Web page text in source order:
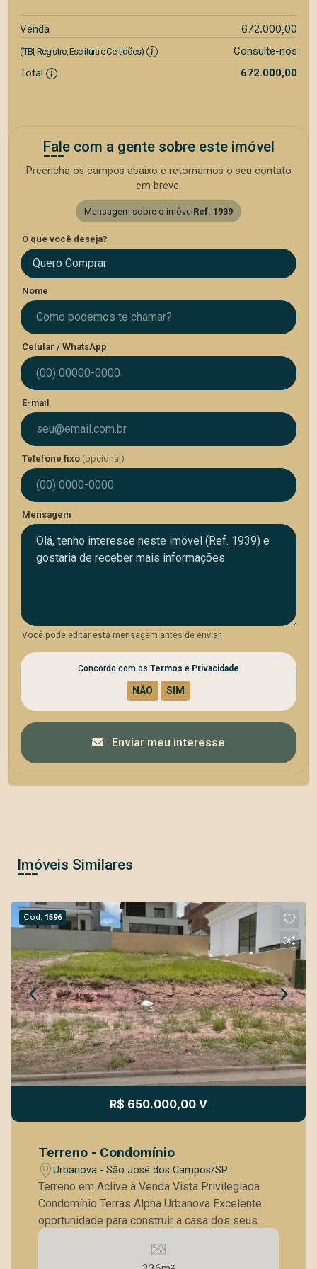
Venda 672.000,00
(ITBI, Registro, Escritura e Certidões)
Consulte-nos
Total
672.000,00
Fale com a gente sobre este imóvel
Preencha os campos abaixo e retornamos o seu contato
em breve.
Mensagem sobre o imóvel Ref. 1939
O que você deseja?
Quero Comprar
Nome
Celular / WhatsApp
E-mail
Telefone fixo (opcional)
Mensagem
Você pode editar esta mensagem antes de enviar.
Concordo com os Termos e Privacidade
Enviar meu interesse
Imóveis Similares
Cód. 1596
R$ 650.000,00 V
Terreno - Condomínio
Urbanova - São José dos Campos/SP
Terreno em Aclive à Venda Vista Privilegiada
Condomínio Terras Alpha Urbanova Excelente
oportunidade para construir a casa dos seus
sonhos! Terreno com 336 m², em aclive, ideal
para projetos modernos, com ótimo